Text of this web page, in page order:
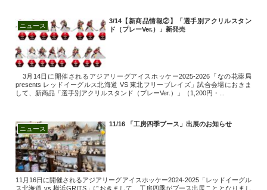
ニュース
3/14【新商品情報②】「選手別アクリルスタン
ド（プレーVer.）」新発売
3月14日に開催されるアジアリーグアイスホッケー2025-2026「なの花薬局
presents レッドイーグルス北海道 VS 東北フリーブレイズ」試合会場におきま
して、新商品「選手別アクリルスタンド（プレーVer.）」（1,200円・...
ニュース
11/16 「工房四季ブース」出展のお知らせ
11月16日に開催されるアジアリーグアイスホッケー2024-2025「レッドイーグル
ス北海道 vs 横浜GRITS」におきまして、工房四季がブース出展こととなりまし